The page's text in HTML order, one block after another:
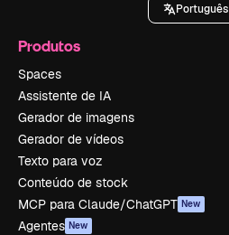
Português
Produtos
Spaces
Assistente de IA
Gerador de imagens
Gerador de vídeos
Texto para voz
Conteúdo de stock
MCP para Claude/ChatGPT New
Agentes New